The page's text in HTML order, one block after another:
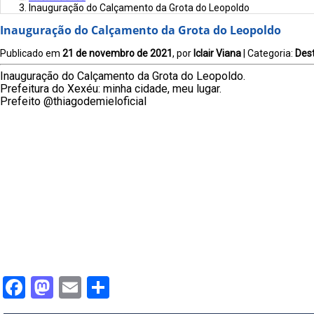
Inauguração do Calçamento da Grota do Leopoldo
Inauguração do Calçamento da Grota do Leopoldo
Publicado em 21 de novembro de 2021 , por Iclair Viana | Categoria:
Inauguração do Calçamento da Grota do Leopoldo.
Prefeitura do Xexéu: minha cidade, meu lugar.
Prefeito @thiagodemieloficial
Facebook
Mastodon
Email